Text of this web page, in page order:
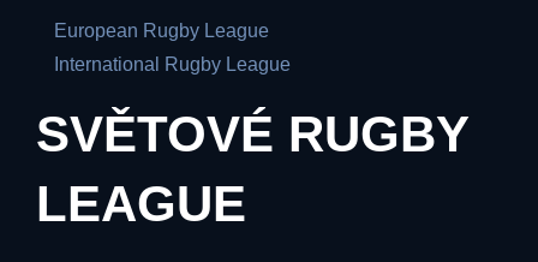
European Rugby League
International Rugby League
SVĚTOVÉ RUGBY
LEAGUE